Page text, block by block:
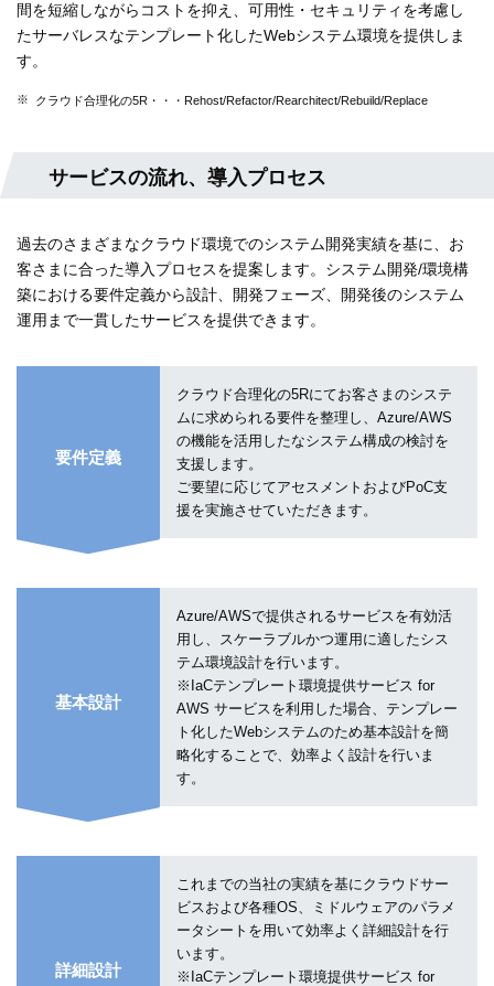
間を短縮しながらコストを抑え、可用性・セキュリティを考慮し
たサーバレスなテンプレート化したWebシステム環境を提供しま
す。
※ クラウド合理化の5R・・・Rehost/Refactor/Rearchitect/Rebuild/Replace
サービスの流れ、導入プロセス
過去のさまざまなクラウド環境でのシステム開発実績を基に、お
客さまに合った導入プロセスを提案します。システム開発/環境構
築における要件定義から設計、開発フェーズ、開発後のシステム
運用まで一貫したサービスを提供できます。
要件定義
クラウド合理化の5Rにてお客さまのシステ
ムに求められる要件を整理し、Azure/AWS
の機能を活用したなシステム構成の検討を
支援します。
ご要望に応じてアセスメントおよびPoC支
援を実施させていただきます。
基本設計
Azure/AWSで提供されるサービスを有効活
用し、スケーラブルかつ運用に適したシス
テム環境設計を行います。
※IaCテンプレート環境提供サービス for
AWS サービスを利用した場合、テンプレー
ト化したWebシステムのため基本設計を簡
略化することで、効率よく設計を行いま
す。
詳細設計
これまでの当社の実績を基にクラウドサー
ビスおよび各種OS、ミドルウェアのパラメ
ータシートを用いて効率よく詳細設計を行
います。
※IaCテンプレート環境提供サービス for